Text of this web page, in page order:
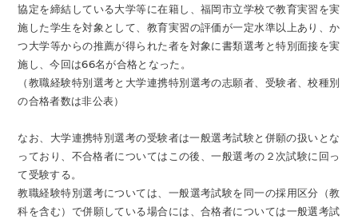
協定を締結している大学等に在籍し、福岡市立学校で教育実習を実
施した学生を対象として、教育実習の評価が一定水準以上あり、か
つ大学等からの推薦が得られた者を対象に書類選考と特別面接を実
施し、今回は66名が合格となった。
（教職経験特別選考と大学連携特別選考の志願者、受験者、校種別
の合格者数は非公表）
なお、大学連携特別選考の受験者は一般選考試験と併願の扱いとな
っており、不合格者についてはこの後、一般選考の２次試験に回っ
て受験する。
教職経験特別選考については、一般選考試験を同一の採用区分（教
科を含む）で併願している場合には、合格者については一般選考試